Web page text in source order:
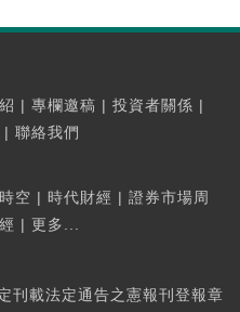
| 專欄邀稿 | 投資者關係 |
| 聯絡我們
空 | 時代財經 | 證券市場周
| 更多...
刊載法定通告之憲報刊登報章